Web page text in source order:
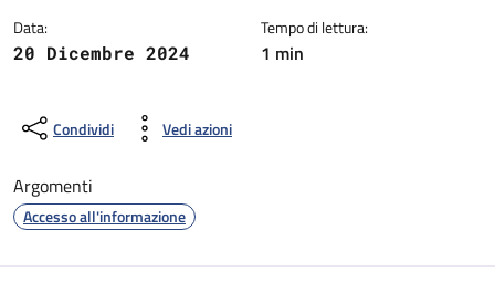
Data:
20 Dicembre 2024
Tempo di lettura:
1 min
Condividi Vedi azioni
Argomenti
Accesso all'informazione